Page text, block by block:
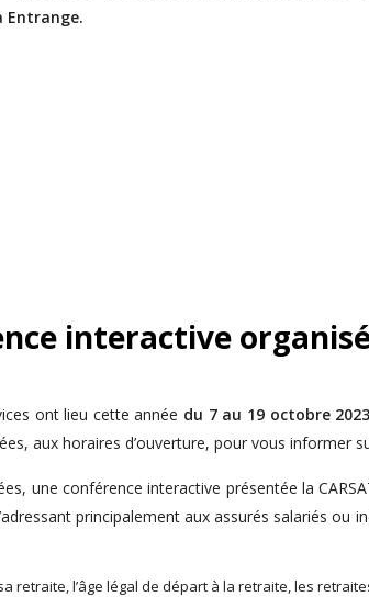
Entrange.
interactive
ont lieu cette année du 7 au 19 octobre 2023
aux horaires d’ouverture, pour vous informer
une conférence interactive présentée la
principalement aux assurés salariés
retraite, l’âge légal de départ à la retraite, les